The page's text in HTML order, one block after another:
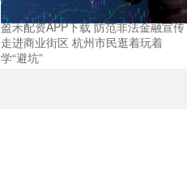
盈禾配资APP下载 防范非法金融宣传
走进商业街区 杭州市民逛着玩着
学“避坑”